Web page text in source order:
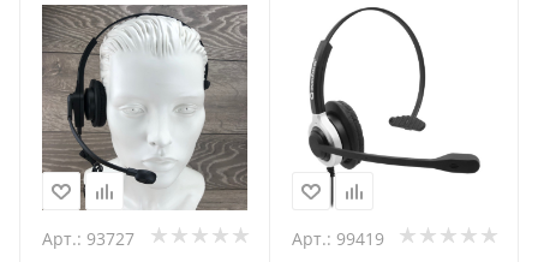
Арт.: 93727 Арт.: 99419